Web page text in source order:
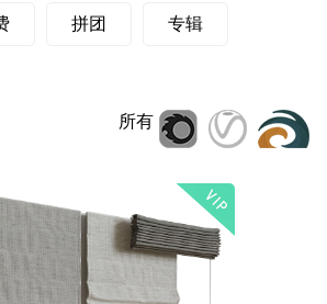
拼团 专辑
所有